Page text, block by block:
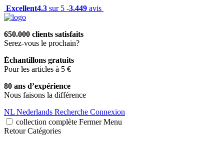
Excellent4.3 sur 5 -3.449 avis
650.000 clients satisfaits
Serez-vous le prochain?
Échantillons gratuits
Pour les articles à 5 €
80 ans d’expérience
Nous faisons la différence
NL Nederlands Recherche Connexion
collection complète Fermer Menu
Retour Catégories